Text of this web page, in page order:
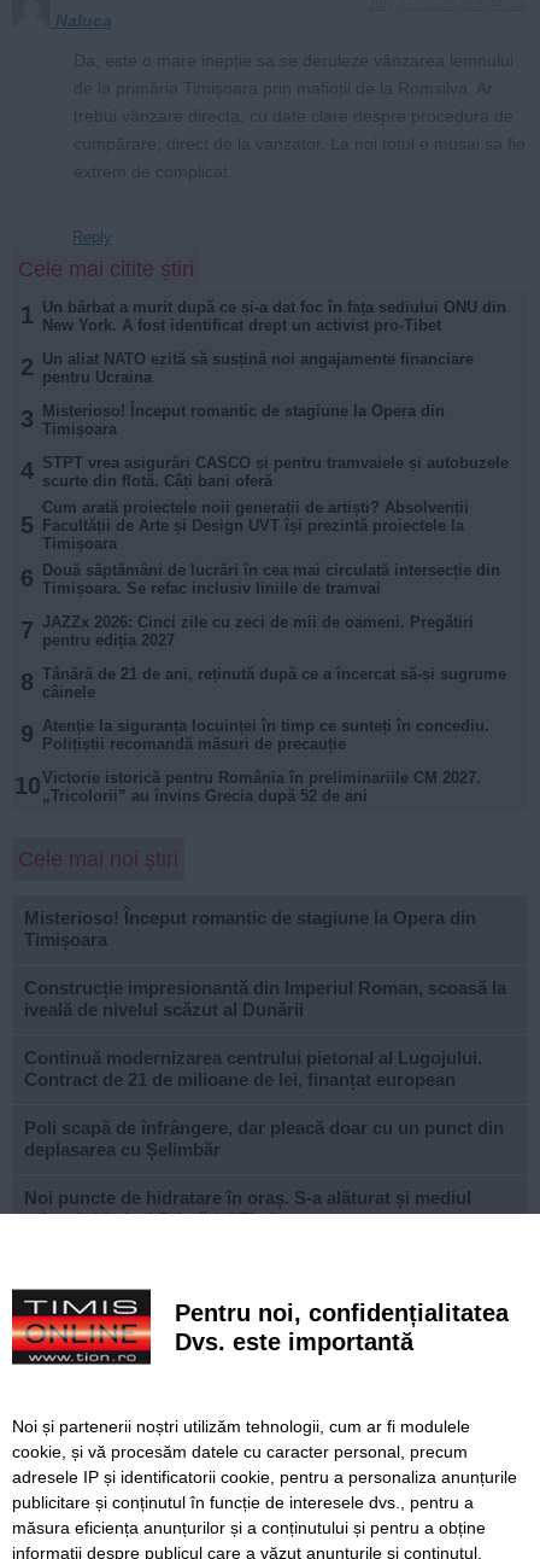
Naluca
Reply
Cele mai citite știri
1
Un bărbat a murit după ce și-a dat foc în fața sediului ONU din
New York. A fost identificat drept un activist pro-Tibet
2
Un aliat NATO ezită să susțină noi angajamente financiare
pentru Ucraina
3
Misterioso! Început romantic de stagiune la Opera din
Timișoara
4 STPT vrea asigurări CASCO și pentru tramvaiele și autobuzele
scurte din flotă. Câți bani oferă
5
Cum arată proiectele noii generații de artiști? Absolvenții
Facultății de Arte și Design UVT își prezintă proiectele la
Timișoara
6
Două săptămâni de lucrări în cea mai circulată intersecție din
Timișoara. Se refac inclusiv liniile de tramvai
7 JAZZx 2026: Cinci zile cu zeci de mii de oameni. Pregătiri
pentru ediția 2027
8 Tânără de 21 de ani, reținută după ce a încercat să-și sugrume
câinele
9 Atenție la siguranța locuinței în timp ce sunteți în concediu.
Polițiștii recomandă măsuri de precauție
10Victorie istorică pentru România în preliminariile CM 2027.
„Tricolorii” au învins Grecia după 52 de ani
Cele mai noi știri
Misterioso! Început romantic de stagiune la Opera din
Timișoara
Construcție impresionantă din Imperiul Roman, scoasă la
iveală de nivelul scăzut al Dunării
Continuă modernizarea centrului pietonal al Lugojului.
Contract de 21 de milioane de lei, finanțat european
Poli scapă de înfrângere, dar pleacă doar cu un punct din
deplasarea cu Șelimbăr
Noi puncte de hidratare în oraș. S-a alăturat și mediul
privat inițiativei Primăriei Timișoara
niște echipamente amplasate ilegal
Lucrări ale SDM în Timișoara, astăzi, 8 august
Cum arată televizorul care schimbă serile de acasă, fără
complicații
Nouă copaci căzuți, dintre care patru pe mașini, la
Timișoara, în urma furtunii
Pentru noi, confidențialitatea
Dvs. este importantă
Noi și partenerii noștri utilizăm tehnologii, cum ar fi modulele
cookie, și vă procesăm datele cu caracter personal, precum
adresele IP și identificatorii cookie, pentru a personaliza anunțurile
publicitare și conținutul în funcție de interesele dvs., pentru a
măsura eficiența anunțurilor și a conținutului și pentru a obține
informații despre publicul care a văzut anunțurile și conținutul.